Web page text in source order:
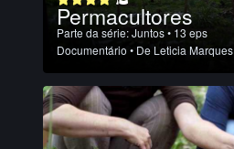
Permacultores
Parte da série:Juntos• 13 eps
Documentário • De Leticia Marques